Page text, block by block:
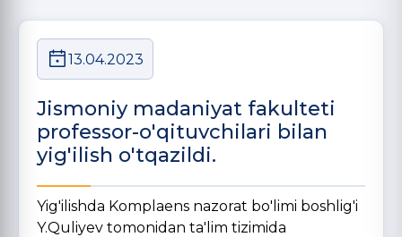
13.04.2023
Jismoniy madaniyat fakulteti
professor-o'qituvchilari bilan
yig'ilish o'tqazildi.
Yig'ilishda Komplaens nazorat bo'limi boshlig'i
Y.Quliyev tomonidan ta'lim tizimida